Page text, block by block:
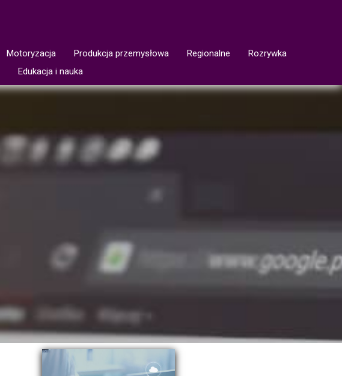
Motoryzacja Produkcja przemysłowa Regionalne
Rozrywka
Edukacja i nauka